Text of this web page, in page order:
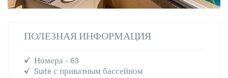
ПОЛЕЗНАЯ ИНФОРМАЦИЯ
Номера - 63
Suite с приватным бассейном